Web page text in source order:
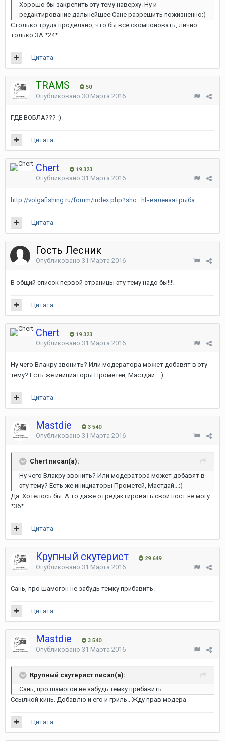
Хорошо бы закрепить эту тему наверху. Ну и
редактирование дальнейшее Сане разрешить пожизненно:)
Столько труда проделано, что бы все скомпоновать, лично
только ЗА *24*
Цитата
TRAMS 50
Опубликовано 30 Марта 2016
ГДЕ ВОБЛА??? :)
Цитата
Chert 19 323
Опубликовано 31 Марта 2016
http://volgafishing.ru/forum/index.php?sho...hl=вяленая+рыба
Цитата
Гость Лесник
Опубликовано 31 Марта 2016
В общий список первой страницы эту тему надо бы!!!!
Цитата
Chert 19 323
Опубликовано 31 Марта 2016
Ну чего Влакру звонить? Или модератора может добавят в эту
тему? Есть же инициаторы Прометей, Мастдай...:)
Цитата
Mastdie 3 540
Опубликовано 31 Марта 2016
Chert писал(а):
Ну чего Влакру звонить? Или модератора может добавят в
эту тему? Есть же инициаторы Прометей, Мастдай...:)
Да. Хотелось бы. А то даже отредактировать свой пост не могу
*36*
Цитата
Крупный скутерист 29 649
Опубликовано 31 Марта 2016
Сань, про шамогон не забудь темку прибавить.
Цитата
Mastdie 3 540
Опубликовано 31 Марта 2016
Крупный скутерист писал(а):
Сань, про шамогон не забудь темку прибавить.
Ссылкой кинь. Добавлю и его и гриль.. Жду прав модера
Цитата